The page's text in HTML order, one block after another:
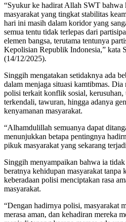
“Syukur ke hadirat Allah SWT bahwa
masyarakat yang tingkat stabilitas
hari ini masih dalam koridor yang
semua tentu tidak terlepas dari
elemen bangsa, terutama tentunya
Kepolisian Republik Indonesia,” kata
(14/12/2025).
Singgih mengatakan setidaknya ada
dalam menjaga situasi kamtibmas. Dia
polisi terkait konflik sosial,
terkendali, tawuran, hingga adanya
kenyamanan masyarakat.
“Alhamdulillah semuanya dapat
menunjukkan betapa pentingnya
pikuk masyarakat yang sekarang
Singgih menyampaikan bahwa ia
beratnya kehidupan masyarakat
keberadaan polisi menciptakan rasa
masyarakat.
“Dengan hadirnya polisi, masyarakat
merasa aman, dan kehadiran mereka